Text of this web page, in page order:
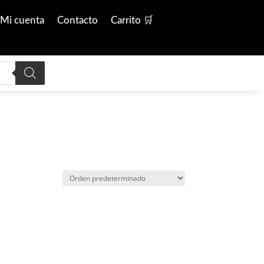
Mi cuenta Contacto Carrito 🛒